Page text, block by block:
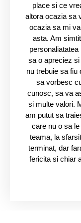
place si ce
altora ocazia sa
ocazia sa mi
asta. Am
sa o apreciez
nu trebuie sa fiu
sa vorbesc
cunosc, sa va
si multe valori.
am putut sa
care nu o sa
teama, la
terminat, dar
fericita si chiar